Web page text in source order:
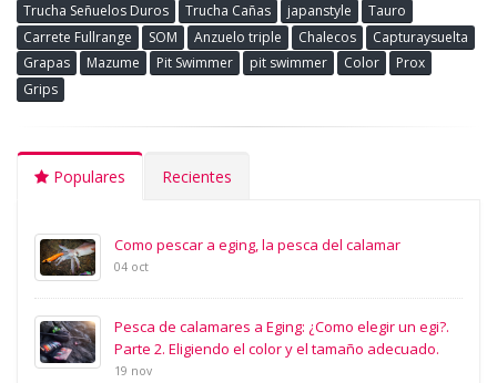
Trucha Señuelos Duros
Trucha Cañas japanstyle
Tauro
Carrete Fullrange
SOM Anzuelo triple Chalecos
Capturaysuelta
Grapas
Mazume Pit Swimmer pit swimmer Color
Prox
Grips
Populares Recientes
Como pescar a eging, la pesca del calamar
04 oct
Pesca de calamares a Eging: ¿Como elegir un egi?.
Parte 2. Eligiendo el color y el tamaño adecuado.
19 nov